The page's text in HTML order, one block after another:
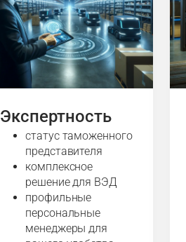
Экспертность
статус таможенного
представителя
комплексное
решение для ВЭД
профильные
персональные
менеджеры для